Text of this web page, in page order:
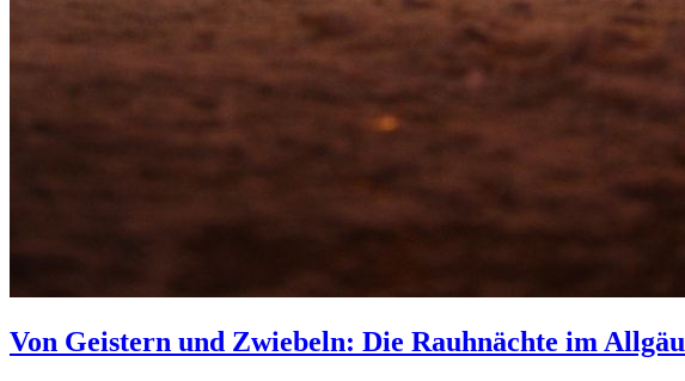
Von Geistern und Zwiebeln: Die Rauhnächte im Allgäu